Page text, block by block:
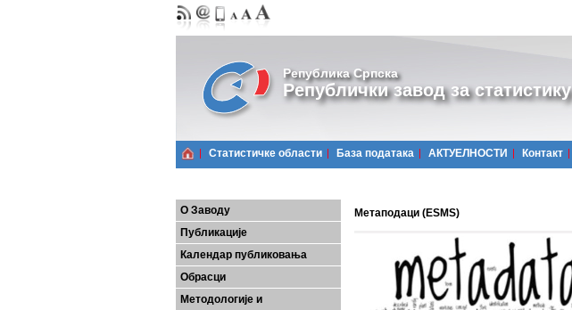
Република Српска
Републички завод за статистику
Статистичке области Базa података АКТУЕЛНОСТИ Контакт
О Заводу
Публикације
Календар публиковања
Обрасци
Методологије и
Метаподаци (ESMS)